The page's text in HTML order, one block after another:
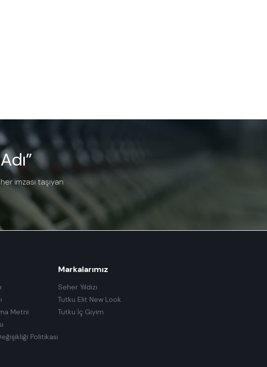
imzası taşıyan
Metni
Politikası
Markalarımız
Seher Yıldızı
Tutku Elit New Look
Tutku İç Giyim